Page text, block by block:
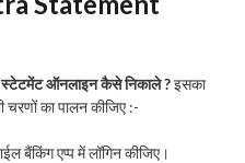
ऑनलाइन कैसे निकाले ?इसका
चरणों का पालन कीजिए :-
बैंकिंग एप्प में लॉगिन कीजिए।